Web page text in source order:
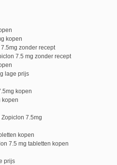
kopen
zonder recept
7.5 mg zonder recept
lage prijs
kopen
kopen
7.5mg
kopen
7.5 mg tabletten kopen
prijs